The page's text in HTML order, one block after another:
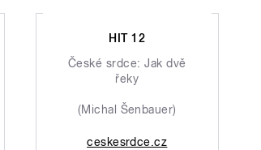
HIT 12
České srdce: Jak dvě
řeky
(Michal Šenbauer)
ceskesrdce.cz